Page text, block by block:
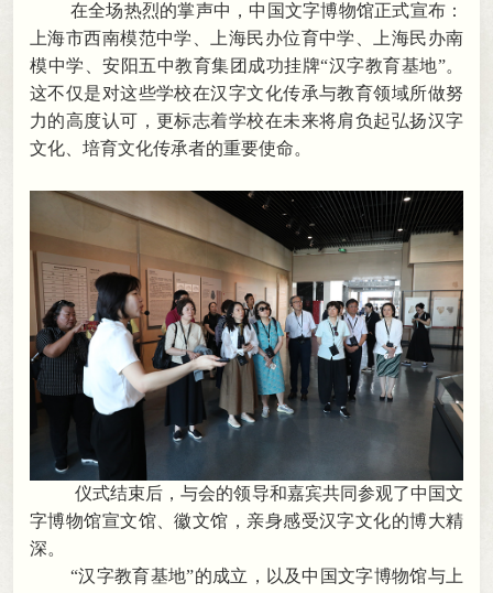
在全场热烈的掌声中 ， 中国文字博物馆正式宣布：
上海市西南模范中学、上海民办位育中学、上海民办南
模中学、安阳五中教育集团成功挂牌“汉字教育基地”。
这不仅是对这些学校在汉字文化传承与教育领域所做努
力的高度认可 ，更标志着学校在未来将肩负起弘扬汉字
文化、培育文化传承者的重要使命。
仪式结束后 ，与会的领导和嘉宾共同参观了中国文
字博物馆宣文馆、徽文馆，亲身感受汉字文化的博大精
深。
“汉字教育基地”的成立 ， 以及中国文字博物馆与上